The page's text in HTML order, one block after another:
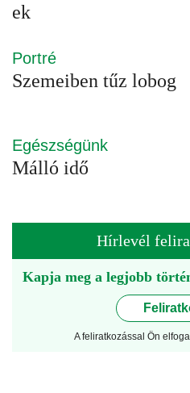
ek
Portré
Szemeiben tűz lobog
Egészségünk
Málló idő
Hírlevél
Kapja meg a legjobb
A feliratkozással Ön